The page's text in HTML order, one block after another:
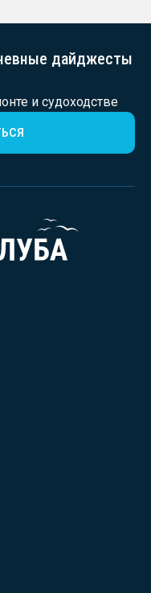
дайджесты
и судоходстве